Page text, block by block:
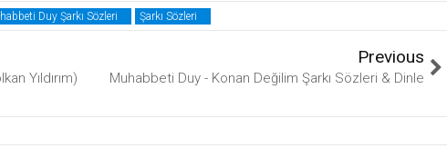
Duy Şarkı Sözleri Şarkı Sözleri
Yıldırım)
Previous
Muhabbeti Duy - Konan Değilim Şarkı Sözleri & Dinle